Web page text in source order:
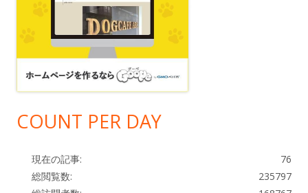
COUNT PER DAY
76
現在の記事:
235797
総閲覧数: